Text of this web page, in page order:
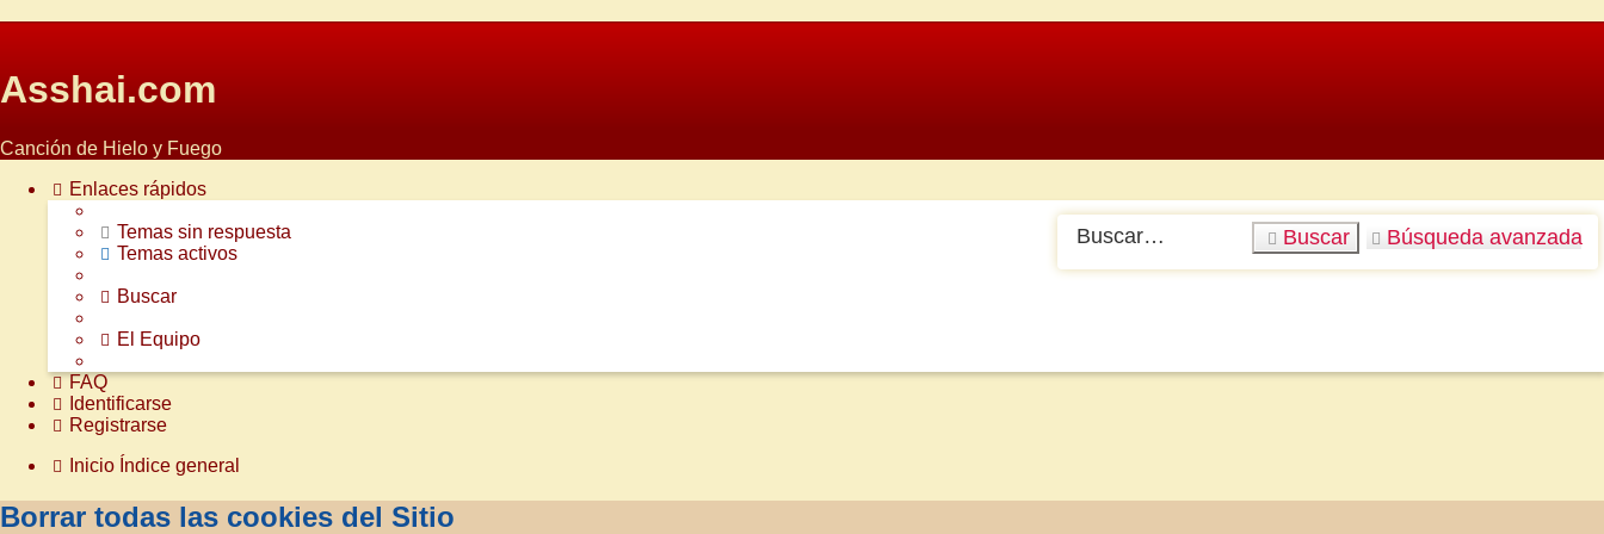
Asshai.com
Canción de Hielo y Fuego
Buscar Búsqueda avanzada
Enlaces rápidos
Temas sin respuesta
Temas activos
Buscar
El Equipo
FAQ
Identificarse
Registrarse
Inicio Índice general
Borrar todas las cookies del Sitio